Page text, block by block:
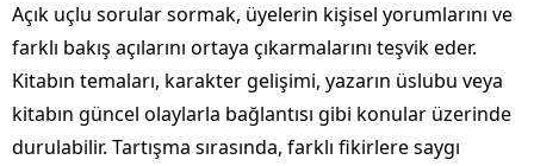
Açık uçlu sorular sormak, üyelerin kişisel yorumlarını ve
farklı bakış açılarını ortaya çıkarmalarını teşvik eder.
Kitabın temaları, karakter gelişimi, yazarın üslubu veya
kitabın güncel olaylarla bağlantısı gibi konular üzerinde
durulabilir. Tartışma sırasında, farklı fikirlere saygı